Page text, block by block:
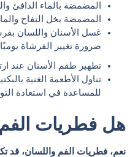
المضمضة بالماء الدافئ
المضمضة بخل التفاح
غسل الأسنان واللسان
ضرورة تغيير الفرشاة
تطهير طقم الأسنان عند
تناول الأطعمة الغنية
للمساعدة في استعادة
هل فطريات
نعم، فطريات الفم واللسان، قد